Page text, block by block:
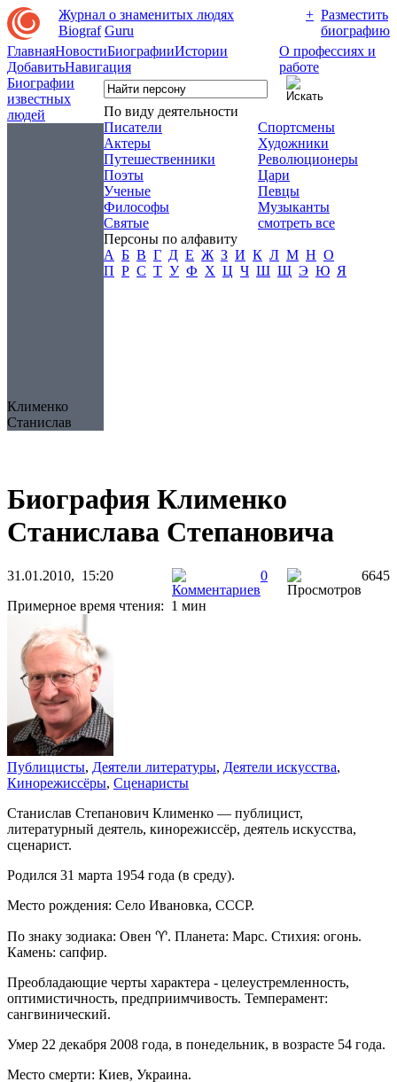
Журнал о знаменитых людях
Biograf Guru
+ Разместить
биографию
ГлавнаяНовостиБиографииИстории
ДобавитьНавигация
О профессиях и
работе
Биографии
известных
людей
Клименко
Станислав
По виду деятельности
Писатели
Актеры
Путешественники
Поэты
Ученые
Философы
Святые
Спортсмены
Художники
Революционеры
Цари
Певцы
Музыканты
смотреть все
Персоны по алфавиту
А Б В Г Д Е Ж З И К Л М Н О
П Р С Т У Ф Х Ц Ч Ш Щ Э Ю Я
Биография Клименко
Станислава Степановича
31.01.2010, 15:20 0
6645
Примерное время чтения: 1 мин
Публицисты, Деятели литературы, Деятели искусства,
Кинорежиссёры, Сценаристы
Станислав Степанович Клименко — публицист,
литературный деятель, кинорежиссёр, деятель искусства,
сценарист.
Родился 31 марта 1954 года (в среду).
Место рождения: Село Ивановка, СССР.
По знаку зодиака: Овен ♈. Планета: Марс. Стихия: огонь.
Камень: сапфир.
Преобладающие черты характера - целеустремленность,
оптимистичность, предприимчивость. Темперамент:
сангвинический.
Умер 22 декабря 2008 года, в понедельник, в возрасте 54 года.
Место смерти: Киев, Украина.